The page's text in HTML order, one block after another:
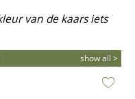
van de kaars iets
show all >